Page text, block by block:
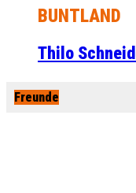
BUNTLAND
Thilo
Freunde